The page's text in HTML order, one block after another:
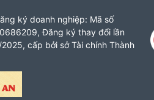
ký doanh nghiệp: Mã số
Đăng ký thay đổi lần
cấp bởi sở Tài chính Thành